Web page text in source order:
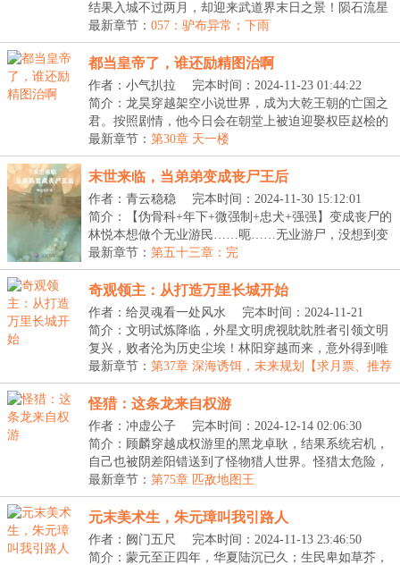
结果入城不过两月，却迎来武道界末日之景！陨石流星
的...
最新章节： 057：驴布异常；下雨
都当皇帝了，谁还励精图治啊
作者：小气扒拉
完本时间：2024-11-23 01:44:22
简介：龙昊穿越架空小说世界，成为大乾王朝的亡国之
君。按照剧情，他今日会在朝堂上被迫迎娶权臣赵桧的
女...
最新章节： 第30章 天一楼
末世来临，当弟弟变成丧尸王后
作者：青云稳稳
完本时间：2024-11-30 15:12:01
简介：【伪骨科+年下+微强制+忠犬+强强】变成丧尸的
林悦本想做个无业游民……呃……无业游尸，没想到变
成...
最新章节： 第五十三章：完
奇观领主：从打造万里长城开始
作者：给灵魂看一处风水
完本时间：2024-11-21
23:35:10
简介：文明试炼降临，外星文明虎视眈眈胜者引领文明
复兴，败者沦为历史尘埃！林阳穿越而来，意外得到唯
一...
最新章节： 第37章 深海诱饵，未来规划【求月票、推荐
票】
怪猎：这条龙来自权游
作者：冲虚公子
完本时间：2024-12-14 02:06:30
简介：顾麟穿越成权游里的黑龙卓耿，结果系统宕机，
自己也被阴差阳错送到了怪物猎人世界。怪猎太危险，
我...
最新章节： 第75章 匹敌地图王
元末美术生，朱元璋叫我引路人
作者：阙门五尺
完本时间：2024-11-13 23:46:50
简介：蒙元至正四年，华夏陆沉已久；生民卑如草芥，